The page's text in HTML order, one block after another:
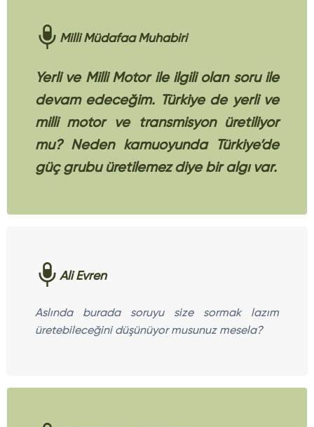
Milli Müdafaa Muhabiri
Yerli ve Milli Motor ile ilgili olan soru ile
devam edeceğim. Türkiye de yerli ve
milli motor ve transmisyon üretiliyor
mu? Neden kamuoyunda Türkiye’de
güç grubu üretilemez diye bir algı var.
Ali Evren
Aslında burada soruyu size sormak lazım
üretebileceğini düşünüyor musunuz mesela?